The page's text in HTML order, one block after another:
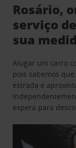
Rosário,
serviço
sua
Alugar um carro
pois sabemos
estrada e
espera para